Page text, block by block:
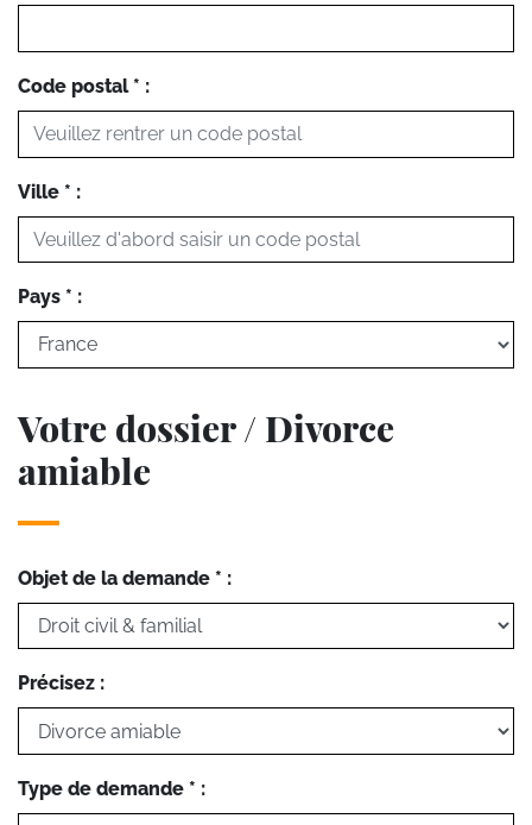
Code postal * :
Ville * :
Pays * :
Votre dossier / Divorce
amiable
Objet de la demande * :
Précisez :
Type de demande * :